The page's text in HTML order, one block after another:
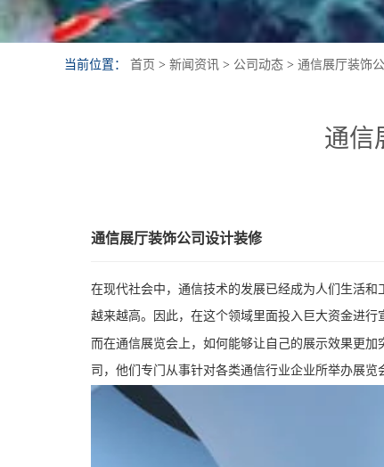
当前位置： 首页 > 新闻资讯 > 公司动态 > 通信展厅装饰
通信
通信展厅装饰公司设计装修
在现代社会中，通信技术的发展已经成为人们生活
越来越高。因此，在这个领域里面投入巨大资金进行
而在通信展览会上，如何能够让自己的展示效果更
司，他们专门从事针对各类通信行业企业所举办展